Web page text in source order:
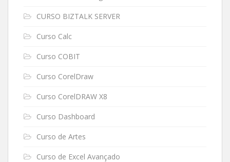
CURSO BIZTALK SERVER
Curso Calc
Curso COBIT
Curso CorelDraw
Curso CorelDRAW X8
Curso Dashboard
Curso de Artes
Curso de Excel Avançado